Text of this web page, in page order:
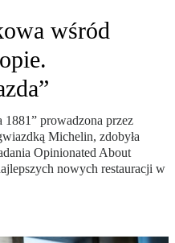
wśród
prowadzona przez
Michelin, zdobyła
Opinionated About
nowych restauracji w